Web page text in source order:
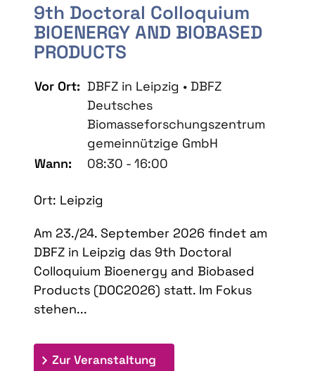
9th Doctoral Colloquium
BIOENERGY AND BIOBASED
PRODUCTS
Vor Ort: DBFZ in Leipzig • DBFZ
Deutsches
Biomasseforschungszentrum
gemeinnützige GmbH
Wann:
08:30 - 16:00
Ort: Leipzig
Am 23./24. September 2026 findet am
DBFZ in Leipzig das 9th Doctoral
Colloquium Bioenergy and Biobased
Products (DOC2026) statt. Im Fokus
stehen...
Zur Veranstaltung